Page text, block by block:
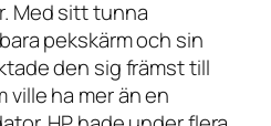
Med sitt tunna
pekskärm och sin
den sig främst till
ville ha mer än en